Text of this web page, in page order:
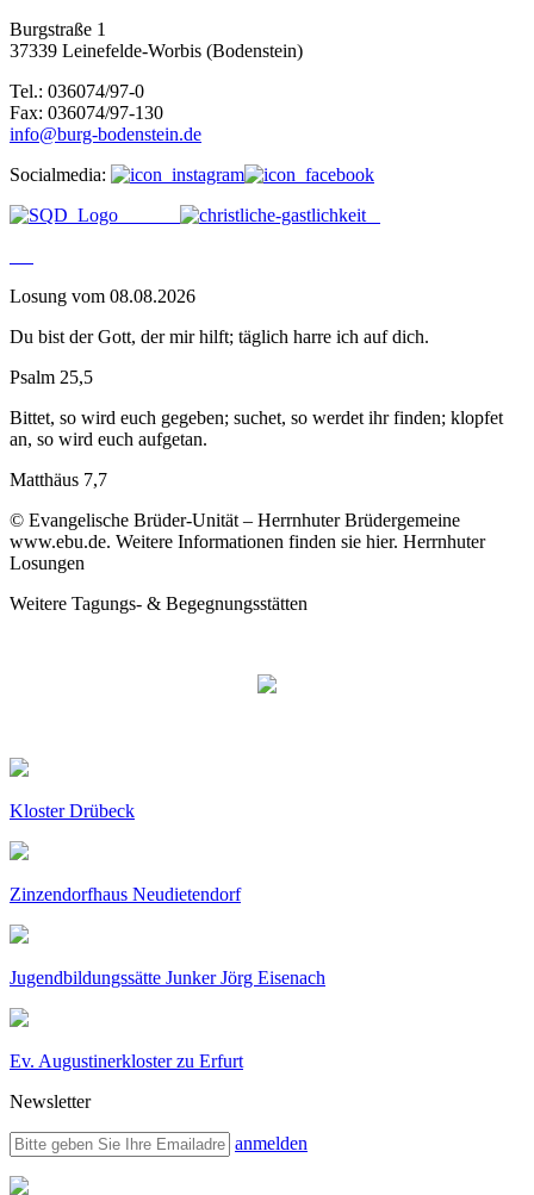
Burgstraße 1
37339 Leinefelde-Worbis (Bodenstein)
Tel.: 036074/97-0
Fax: 036074/97-130
info@burg-bodenstein.de
Socialmedia:
Losung vom 08.08.2026
Du bist der Gott, der mir hilft; täglich harre ich auf dich.
Psalm 25,5
Bittet, so wird euch gegeben; suchet, so werdet ihr finden; klopfet
an, so wird euch aufgetan.
Matthäus 7,7
© Evangelische Brüder-Unität – Herrnhuter Brüdergemeine
www.ebu.de. Weitere Informationen finden sie hier. Herrnhuter
Losungen
Weitere Tagungs- & Begegnungsstätten
Kloster Drübeck
Zinzendorfhaus Neudietendorf
Jugendbildungssätte Junker Jörg Eisenach
Ev. Augustinerkloster zu Erfurt
Newsletter
anmelden